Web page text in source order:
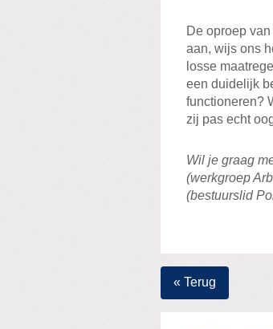
De oproep
aan, wijs ons
losse
een duidelijk
functioneren?
zij pas echt
Wil je graag
(werkgroep
(bestuurslid
« Terug